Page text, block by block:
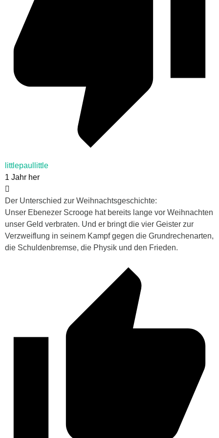
littlepaullittle
1 Jahr her
Der Unterschied zur Weihnachtsgeschichte:
Unser Ebenezer Scrooge hat bereits lange vor Weihnachten
unser Geld verbraten. Und er bringt die vier Geister zur
Verzweiflung in seinem Kampf gegen die Grundrechenarten,
die Schuldenbremse, die Physik und den Frieden.